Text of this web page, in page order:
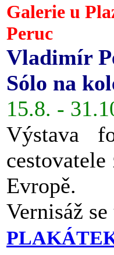
Galerie u
Peruc
Vladimír
Sólo na
15.8. -
Výstava
Evropě.
Vernisáž